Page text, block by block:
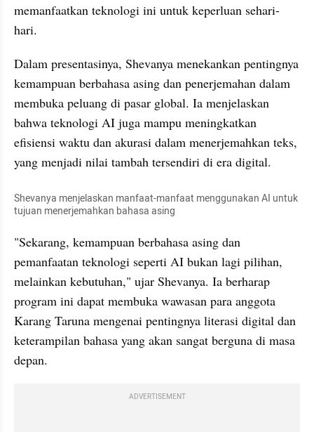
memanfaatkan teknologi ini untuk keperluan sehari-
hari.
Dalam presentasinya, Shevanya menekankan pentingnya
kemampuan berbahasa asing dan penerjemahan dalam
membuka peluang di pasar global. Ia menjelaskan
bahwa teknologi AI juga mampu meningkatkan
efisiensi waktu dan akurasi dalam menerjemahkan teks,
yang menjadi nilai tambah tersendiri di era digital.
Shevanya menjelaskan manfaat-manfaat menggunakan AI untuk
tujuan menerjemahkan bahasa asing
"Sekarang, kemampuan berbahasa asing dan
pemanfaatan teknologi seperti AI bukan lagi pilihan,
melainkan kebutuhan," ujar Shevanya. Ia berharap
program ini dapat membuka wawasan para anggota
Karang Taruna mengenai pentingnya literasi digital dan
keterampilan bahasa yang akan sangat berguna di masa
depan.
ADVERTISEMENT